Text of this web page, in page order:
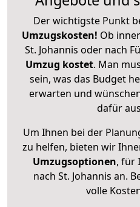
Der wichtigste Punkt
Umzugskosten! Ob
St. Johannis oder nach
Umzug kostet. Man
sein, was das Budget
erwarten und
dafür
Um Ihnen bei der
zu helfen, bieten wir
Umzugsoptionen, für
nach St. Johannis an.
volle